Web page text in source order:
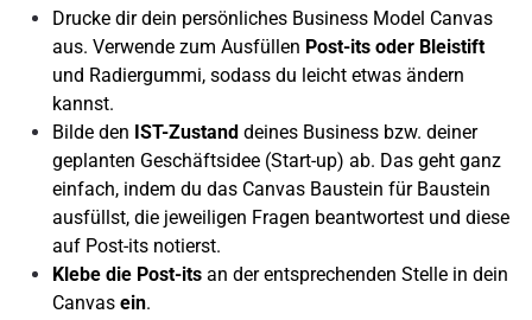
Drucke dir dein persönliches Business Model Canvas
aus. Verwende zum Ausfüllen Post-its oder Bleistift
und Radiergummi, sodass du leicht etwas ändern
kannst.
Bilde den IST-Zustand deines Business bzw. deiner
geplanten Geschäftsidee (Start-up) ab. Das geht ganz
einfach, indem du das Canvas Baustein für Baustein
ausfüllst, die jeweiligen Fragen beantwortest und diese
auf Post-its notierst.
Klebe die Post-its an der entsprechenden Stelle in dein
Canvas ein.